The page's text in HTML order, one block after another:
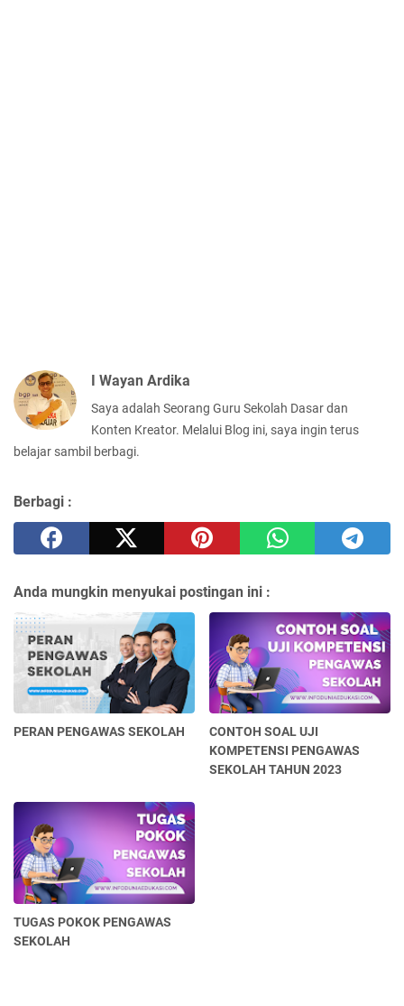
I Wayan Ardika
Saya adalah Seorang Guru Sekolah Dasar dan
Konten Kreator. Melalui Blog ini, saya ingin terus
belajar sambil berbagi.
Berbagi :
Anda mungkin menyukai postingan ini :
PERAN PENGAWAS SEKOLAH
CONTOH SOAL UJI
KOMPETENSI PENGAWAS
SEKOLAH TAHUN 2023
TUGAS POKOK PENGAWAS
SEKOLAH